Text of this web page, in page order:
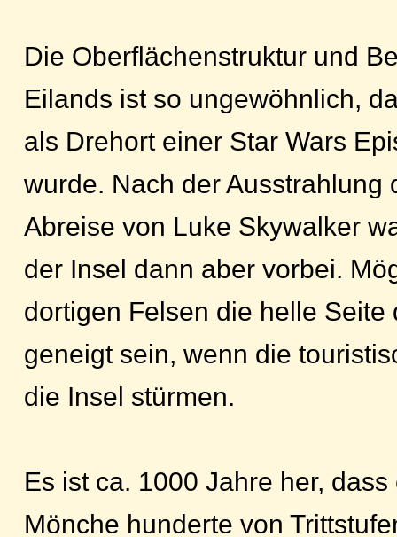
Die Oberflächenstruktur und
Eilands ist so ungewöhnlich,
als Drehort einer Star Wars
wurde. Nach der Ausstrahlung
Abreise von Luke Skywalker
der Insel dann aber vorbei.
dortigen Felsen die helle Seite
geneigt sein, wenn die
die Insel stürmen.
Es ist ca. 1000 Jahre her,
Mönche hunderte von